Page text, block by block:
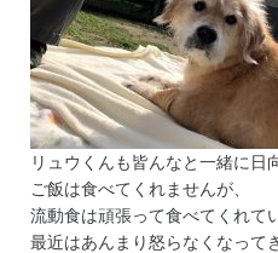
リュウくんも皆んなと一緒に日
ご飯は食べてくれませんが、
流動食は頑張って食べてくれて
最近はあんまり怒らなくなって